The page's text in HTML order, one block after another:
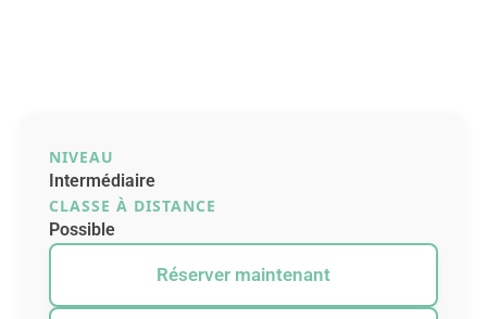
NIVEAU
Intermédiaire
CLASSE À DISTANCE
Possible
Réserver maintenant